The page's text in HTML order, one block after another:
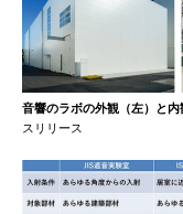
音響のラボの外観（左）と内
スリリース